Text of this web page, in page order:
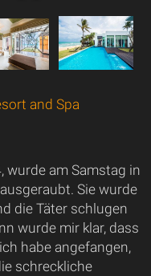
and Spa
wurde am Samstag in
Sie wurde
die Täter schlugen
wurde mir klar, dass
habe angefangen,
schreckliche